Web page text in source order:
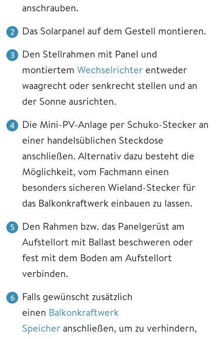
anschrauben.
Das Solarpanel auf dem Gestell montieren.
Den Stellrahmen mit Panel und
montiertem Wechselrichter entweder
waagrecht oder senkrecht stellen und an
der Sonne ausrichten.
Die Mini-PV-Anlage per Schuko-Stecker an
einer handelsüblichen Steckdose
anschließen. Alternativ dazu besteht die
Möglichkeit, vom Fachmann einen
besonders sicheren Wieland-Stecker für
das Balkonkraftwerk einbauen zu lassen.
Den Rahmen bzw. das Panelgerüst am
Aufstellort mit Ballast beschweren oder
fest mit dem Boden am Aufstellort
verbinden.
Falls gewünscht zusätzlich
einen Balkonkraftwerk
Speicher anschließen, um zu verhindern,